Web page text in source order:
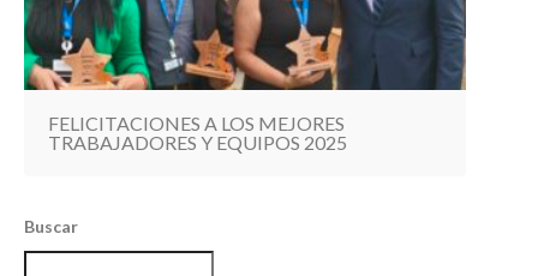
FELICITACIONES A LOS MEJORES
TRABAJADORES Y EQUIPOS 2025
Buscar